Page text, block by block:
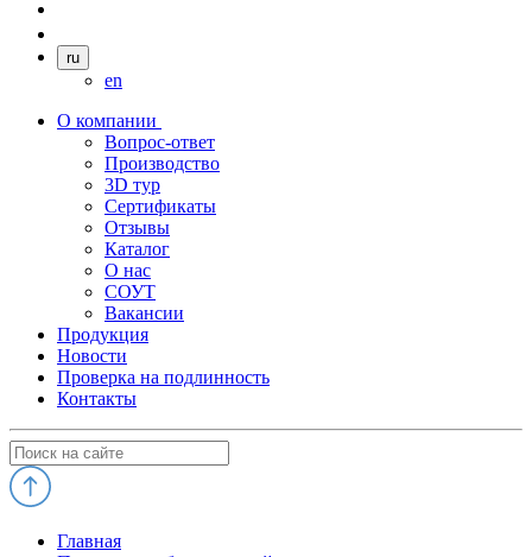
ru
en
О компании
Вопрос-ответ
Производство
3D тур
Сертификаты
Отзывы
Каталог
О нас
СОУТ
Вакансии
Продукция
Новости
Проверка на подлинность
Контакты
Главная